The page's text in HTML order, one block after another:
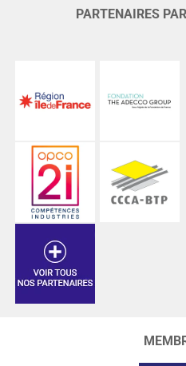
PARTENAIRES